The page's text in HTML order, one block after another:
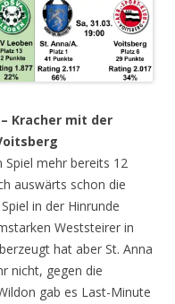
– Kracher mit der
mehr bereits 12
auswärts schon die
in der Hinrunde
Weststeirer in
hat aber St. Anna
nicht, gegen die
gab es Last-Minute